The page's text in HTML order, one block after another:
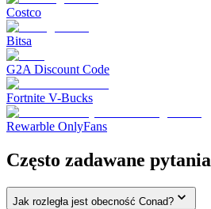
Costco
Bitsa
G2A Discount Code
Fortnite V-Bucks
Rewarble OnlyFans
Często zadawane pytania
Jak rozległa jest obecność Conad?